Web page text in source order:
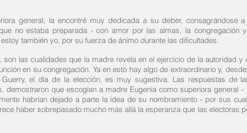
general, la encontré muy dedicada a su deber, consagrándose
no estaba preparada - con amor por las almas, la congregación
también yo, por su fuerza de ánimo durante las dificultades.
las cualidades que la madre revela en el ejercicio de la autoridad y
en su congregación. Ya en esto hay algo de extraordinario y,
el día de la elección, es muy sugestiva. Las respuestas de
demostraron que escogían a madre Eugenia como superiora general
habrían dejado a parte la idea de su nombramiento - por sus
haber sobrepasado mucho más allá la esperanza que las electoras